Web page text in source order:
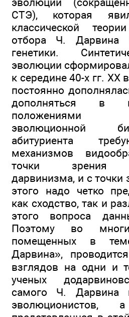
СТЭ), которая
классической
отбора Ч. Дарвина
генетики.
эволюции
к середине 40-х гг. XX
постоянно
дополняться в
положениями
эволюционной
абитуриента
механизмов
точки зрения
дарвинизма, и с
этого надо четко
как сходство, так и
этого вопроса
Поэтому во
помещенных в
Дарвина»,
взглядов на одни и
ученых
самого Ч. Дарвина
эволюционистов,